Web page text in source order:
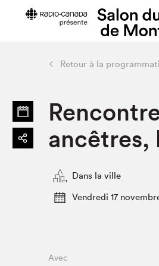
Horaires et tarifs
Se rendre au Salon
Restauration
Code de conduite
Retour à la
ancêtres,
Dans la ville
Vendredi 17
Avec